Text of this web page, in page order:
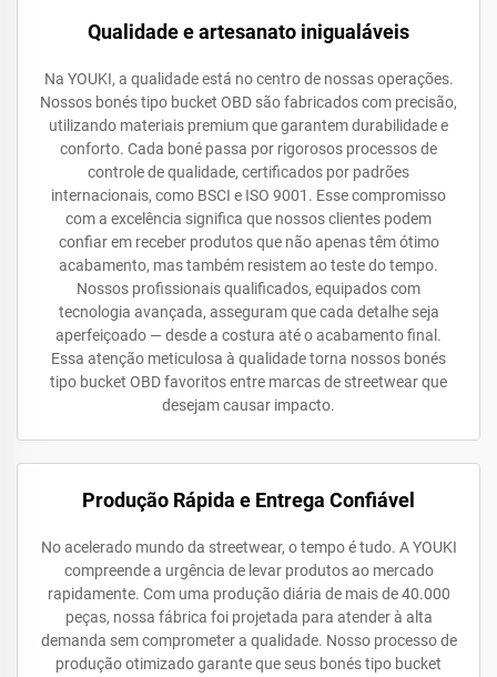
Qualidade e artesanato inigualáveis
Na YOUKI, a qualidade está no centro de nossas operações.
Nossos bonés tipo bucket OBD são fabricados com precisão,
utilizando materiais premium que garantem durabilidade e
conforto. Cada boné passa por rigorosos processos de
controle de qualidade, certificados por padrões
internacionais, como BSCI e ISO 9001. Esse compromisso
com a excelência significa que nossos clientes podem
confiar em receber produtos que não apenas têm ótimo
acabamento, mas também resistem ao teste do tempo.
Nossos profissionais qualificados, equipados com
tecnologia avançada, asseguram que cada detalhe seja
aperfeiçoado — desde a costura até o acabamento final.
Essa atenção meticulosa à qualidade torna nossos bonés
tipo bucket OBD favoritos entre marcas de streetwear que
desejam causar impacto.
Produção Rápida e Entrega Confiável
No acelerado mundo da streetwear, o tempo é tudo. A YOUKI
compreende a urgência de levar produtos ao mercado
rapidamente. Com uma produção diária de mais de 40.000
peças, nossa fábrica foi projetada para atender à alta
demanda sem comprometer a qualidade. Nosso processo de
produção otimizado garante que seus bonés tipo bucket